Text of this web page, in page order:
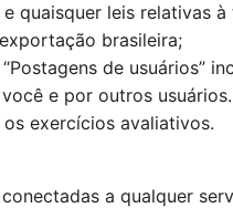
quaisquer leis relativas à
brasileira;
de usuários”
e por outros usuários.
exercícios avaliativos.
a qualquer